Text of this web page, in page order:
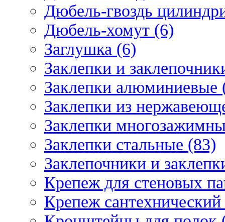
Дюбель-гвоздь
Дюбель-хомут (6)
Заглушка (6)
Заклепки и
Заклепки алюминиевые
Заклепки из
Заклепки
Заклепки стальные (83)
Заклепочники и
Крепеж для стеновых
Крепеж